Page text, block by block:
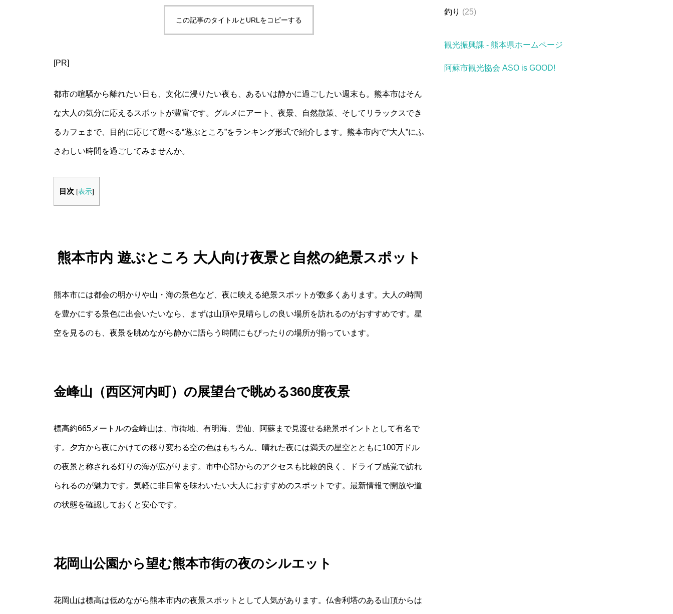
この記事のタイトルとURLをコピーする
[PR]
都市の喧騒から離れたい日も、文化に浸りたい夜も、あるいは静かに過ごしたい週末も。熊本市はそん
な大人の気分に応えるスポットが豊富です。グルメにアート、夜景、自然散策、そしてリラックスでき
るカフェまで、目的に応じて選べる“遊ぶところ”をランキング形式で紹介します。熊本市内で“大人”にふ
さわしい時間を過ごしてみませんか。
目次 [表示]
熊本市内 遊ぶところ 大人向け夜景と自然の絶景スポット
熊本市には都会の明かりや山・海の景色など、夜に映える絶景スポットが数多くあります。大人の時間
を豊かにする景色に出会いたいなら、まずは山頂や見晴らしの良い場所を訪れるのがおすすめです。星
空を見るのも、夜景を眺めながら静かに語らう時間にもぴったりの場所が揃っています。
金峰山（西区河内町）の展望台で眺める360度夜景
標高約665メートルの金峰山は、市街地、有明海、雲仙、阿蘇まで見渡せる絶景ポイントとして有名で
す。夕方から夜にかけての移り変わる空の色はもちろん、晴れた夜には満天の星空とともに100万ドル
の夜景と称される灯りの海が広がります。市中心部からのアクセスも比較的良く、ドライブ感覚で訪れ
られるのが魅力です。気軽に非日常を味わいたい大人におすすめのスポットです。最新情報で開放や道
の状態を確認しておくと安心です。
花岡山公園から望む熊本市街の夜のシルエット
花岡山は標高は低めながら熊本市内の夜景スポットとして人気があります。仏舎利塔のある山頂からは
釣り (25)
観光振興課 - 熊本県ホームページ
阿蘇市観光協会 ASO is GOOD!